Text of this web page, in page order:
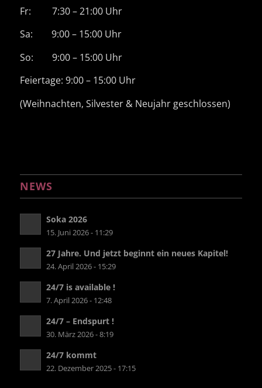
Fr: 7:30 – 21:00 Uhr
Sa: 9:00 – 15:00 Uhr
So: 9:00 – 15:00 Uhr
Feiertage: 9:00 – 15:00 Uhr
(Weihnachten, Silvester & Neujahr geschlossen)
NEWS
Soka 2026
15. Juni 2026 - 11:29
27 Jahre. Und jetzt beginnt ein neues Kapitel!
24. April 2026 - 15:29
24/7 is available !
7. April 2026 - 12:48
24/7 – Endspurt !
30. März 2026 - 8:19
24/7 kommt
22. Dezember 2025 - 17:15